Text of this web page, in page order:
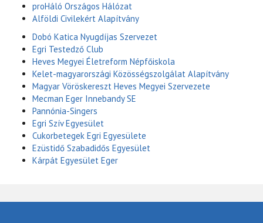
proHáló Országos Hálózat
Alföldi Civilekért Alapítvány
Dobó Katica Nyugdíjas Szervezet
Egri Testedző Club
Heves Megyei Életreform Népfőiskola
Kelet-magyarországi Közösségszolgálat Alapítvány
Magyar Vöröskereszt Heves Megyei Szervezete
Mecman Eger Innebandy SE
Pannónia-Singers
Egri Szív Egyesület
Cukorbetegek Egri Egyesülete
Ezüstidő Szabadidős Egyesület
Kárpát Egyesület Eger